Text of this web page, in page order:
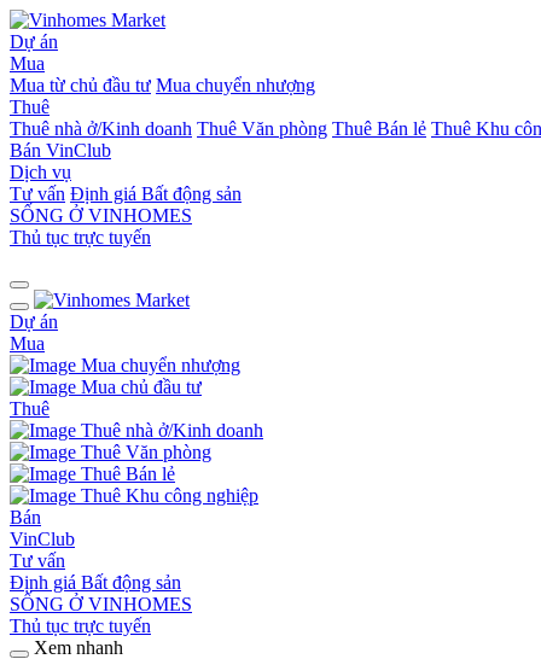
Dự án
Mua
Mua từ chủ đầu tư Mua chuyển nhượng
Thuê
Thuê nhà ở/Kinh doanh Thuê Văn phòng Thuê Bán lẻ Thuê Khu
Bán VinClub
Dịch vụ
Tư vấn Định giá Bất động sản
SỐNG Ở VINHOMES
Thủ tục trực tuyến
Dự án
Mua
Mua chuyển nhượng
Mua chủ đầu tư
Thuê
Thuê nhà ở/Kinh doanh
Thuê Văn phòng
Thuê Bán lẻ
Thuê Khu công nghiệp
Bán
VinClub
Tư vấn
Định giá Bất động sản
SỐNG Ở VINHOMES
Thủ tục trực tuyến
Xem nhanh